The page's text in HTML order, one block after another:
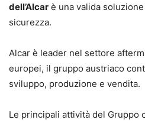
dell’Alcar è una valida
sicurezza.
Alcar è leader nel settore
europei, il gruppo austriaco
sviluppo, produzione e vendita.
Le principali attività del Gruppo